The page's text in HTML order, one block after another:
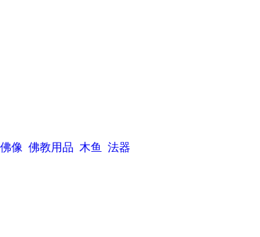
佛像 佛教用品 木鱼 法器